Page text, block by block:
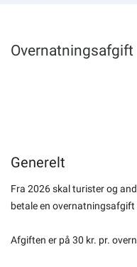
Om kommunen
Overnatningsafgift
Generelt
Fra 2026 skal turister og
betale en overnatningsafgift
Afgiften er på 30 kr. pr.